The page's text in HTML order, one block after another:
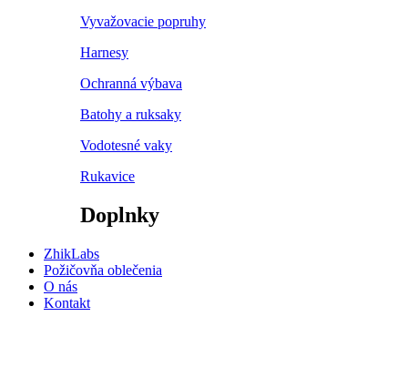
Vyvažovacie popruhy
Harnesy
Ochranná výbava
Batohy a ruksaky
Vodotesné vaky
Rukavice
Doplnky
ZhikLabs
Požičovňa oblečenia
O nás
Kontakt